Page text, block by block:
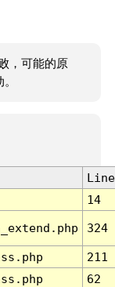
，可能的原
Line
14
324
211
62